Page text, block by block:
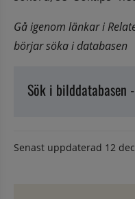
Gå igenom länkar i
börjar söka i databasen
Sök i bilddatabasen
Senast uppdaterad 12